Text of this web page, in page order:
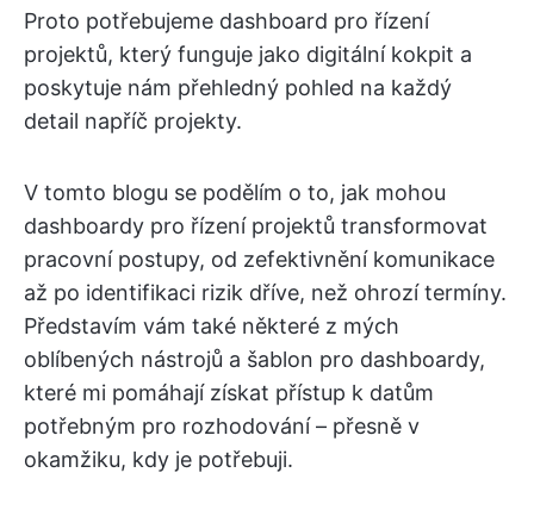
Proto potřebujeme dashboard pro řízení
projektů, který funguje jako digitální kokpit a
poskytuje nám přehledný pohled na každý
detail napříč projekty.
V tomto blogu se podělím o to, jak mohou
dashboardy pro řízení projektů transformovat
pracovní postupy, od zefektivnění komunikace
až po identifikaci rizik dříve, než ohrozí termíny.
Představím vám také některé z mých
oblíbených nástrojů a šablon pro dashboardy,
které mi pomáhají získat přístup k datům
potřebným pro rozhodování – přesně v
okamžiku, kdy je potřebuji.